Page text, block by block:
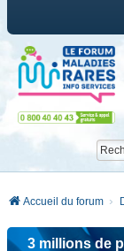
Accueil du forum
3 millions de